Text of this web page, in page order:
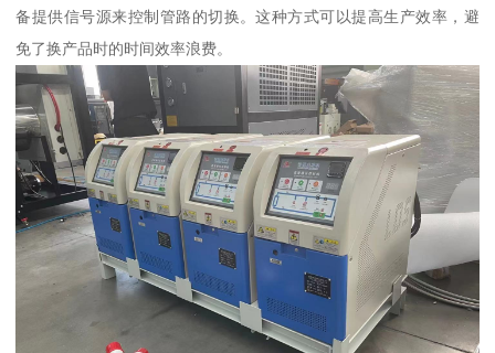
备提供信号源来控制管路的切换。这种方式可以提高生产效率，避
免了换产品时的时间效率浪费。